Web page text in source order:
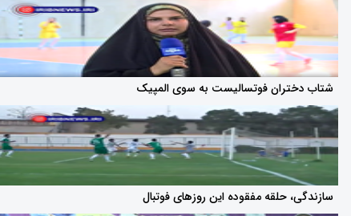
فوتسالیست به سوی المپیک
مفقوده این روز‌های فوتبال